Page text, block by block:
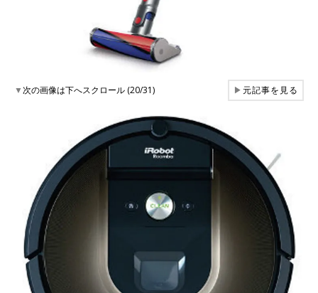
▼次の画像は下へスクロール (20/31) ▶元記事を見る